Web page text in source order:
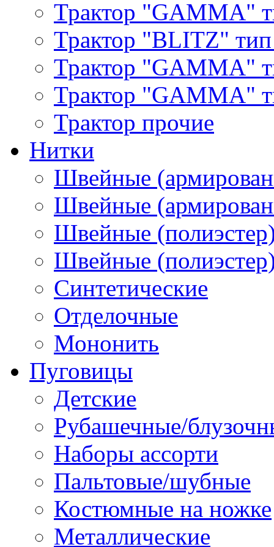
Трактор "GAMMA"
Трактор "BLITZ"
Трактор "GAMMA"
Трактор "GAMMA"
Трактор прочие
Нитки
Швейные
Швейные
Швейные
Швейные
Синтетические
Отделочные
Мононить
Пуговицы
Детские
Рубашечные/
Наборы ассорти
Пальтовые/шубные
Костюмные на ножке
Металлические